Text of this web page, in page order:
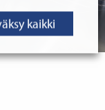
kaikki